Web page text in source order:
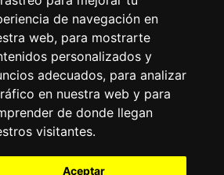
de navegación en
web, para mostrarte
personalizados y
adecuados, para analizar
en nuestra web y para
de donde llegan
visitantes.
Aceptar
Diamand" Benameji 2007